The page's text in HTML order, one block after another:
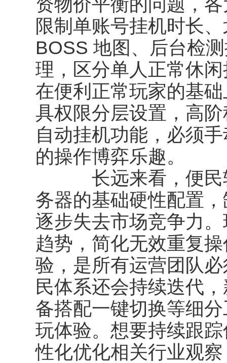
限制单账号挂机时长
BOSS 地图、后台检
理，区分单人正常休
在便利正常玩家的基
具权限分层设置，高
自动挂机功能，必须
的操作博弈乐趣。
长远来看，便民轻
务器的基础硬性配置
逐步失去市场竞争力
趋势，简化无效重复
验，是所有运营团队
民体系还会持续迭代
备搭配一键切换等细
玩体验。想要持续跟
性化优化相关行业观